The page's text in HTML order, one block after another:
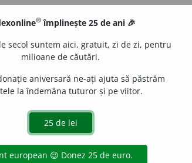
® împlinește 25 de ani 🎉
secol suntem aici, gratuit, zi de zi, pentru
milioane de căutări.
aniversară ne-ați ajuta să păstrăm
la îndemâna tuturor și pe viitor.